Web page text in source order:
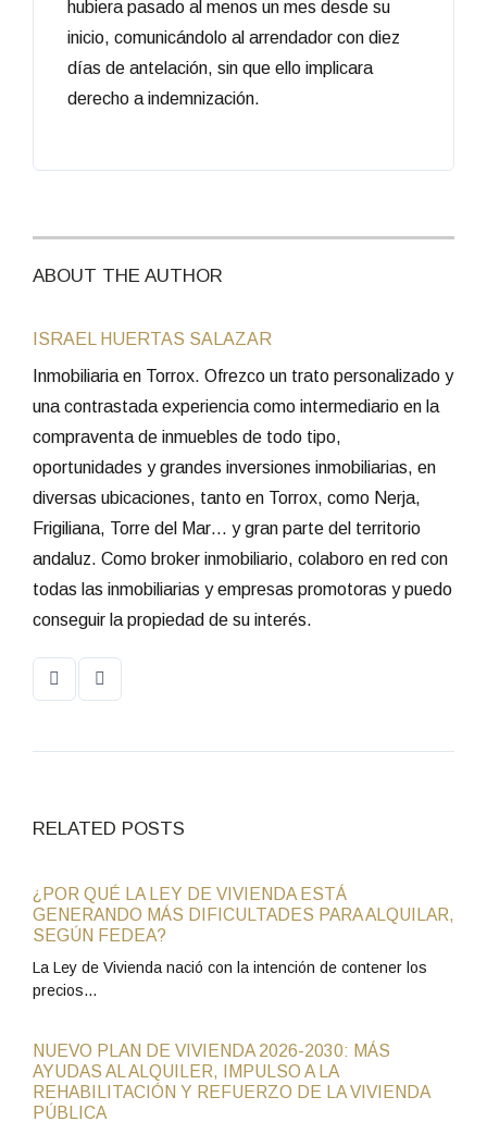
hubiera pasado al menos un mes desde su
inicio, comunicándolo al arrendador con diez
días de antelación, sin que ello implicara
derecho a indemnización.
ABOUT THE AUTHOR
ISRAEL HUERTAS SALAZAR
Inmobiliaria en Torrox. Ofrezco un trato personalizado y
una contrastada experiencia como intermediario en la
compraventa de inmuebles de todo tipo,
oportunidades y grandes inversiones inmobiliarias, en
diversas ubicaciones, tanto en Torrox, como Nerja,
Frigiliana, Torre del Mar… y gran parte del territorio
andaluz. Como broker inmobiliario, colaboro en red con
todas las inmobiliarias y empresas promotoras y puedo
conseguir la propiedad de su interés.
RELATED POSTS
¿POR QUÉ LA LEY DE VIVIENDA ESTÁ
GENERANDO MÁS DIFICULTADES PARA ALQUILAR,
SEGÚN FEDEA?
La Ley de Vivienda nació con la intención de contener los
precios…
NUEVO PLAN DE VIVIENDA 2026-2030: MÁS
AYUDAS AL ALQUILER, IMPULSO A LA
REHABILITACIÓN Y REFUERZO DE LA VIVIENDA
PÚBLICA